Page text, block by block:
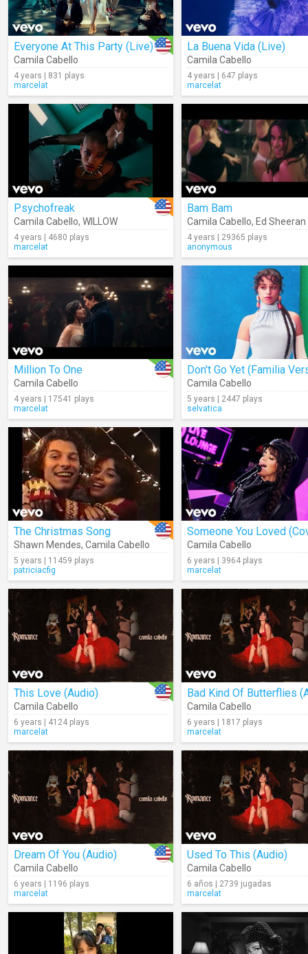
Everyone At This Party (Live)
Camila Cabello
4 years | 831 plays
marcelat
La Buena Vida (Live)
Camila Cabello
4 years | 647 plays
marcelat
Psychofreak
Camila Cabello, WILLOW
4 years | 4680 plays
marcelat
Bam Bam
Camila Cabello, Ed Sheeran
4 years | 29365 plays
anonymous
Million To One
Camila Cabello
4 years | 17541 plays
marcelat
Camila Cabello
5 years | 2447 plays
selvatica
The Christmas Song
Shawn Mendes, Camila Cabello
5 years | 11459 plays
patriciacfig
Camila Cabello
6 years | 3964 plays
marcelat
This Love (Audio)
Camila Cabello
6 years | 4124 plays
marcelat
Camila Cabello
6 years | 1817 plays
marcelat
Dream Of You (Audio)
Camila Cabello
6 years | 1196 plays
marcelat
Used To This (Audio)
Camila Cabello
6 años | 2739 jugadas
marcelat